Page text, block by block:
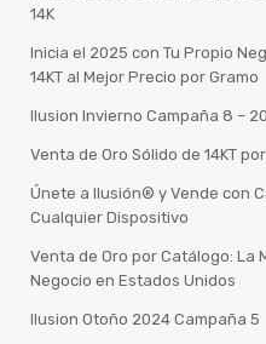
14K
Inicia el 2025 con Tu Propio
14KT al Mejor Precio por Gramo
Ilusion Invierno Campaña 8 –
Venta de Oro Sólido de 14KT
Únete a Ilusión® y Vende con
Cualquier Dispositivo
Venta de Oro por Catálogo: La
Negocio en Estados Unidos
Ilusion Otoño 2024 Campaña 5